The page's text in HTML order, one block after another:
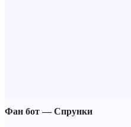
Фан бот — Спрунки